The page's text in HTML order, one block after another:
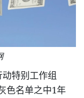
特别工作组
色名单之中1年